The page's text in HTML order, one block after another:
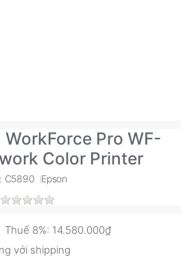
Pro WF-
Color Printer
C5890 Epson
Thuế 8%: 14.580.000₫
với shipping